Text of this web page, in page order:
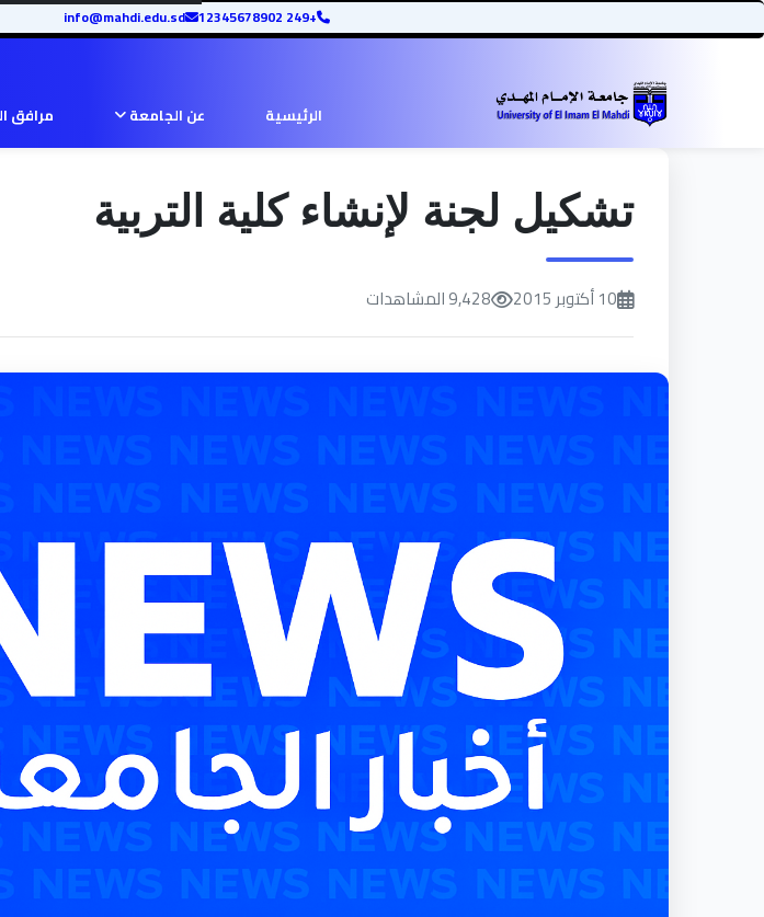
+249 12345678902
info@mahdi.edu.sd
الرئيسية عن الجامعة مرافق
تشكيل لجنة لإنشاء كلية التربية
10 أكتوبر 2015 9,428 المشاهدات